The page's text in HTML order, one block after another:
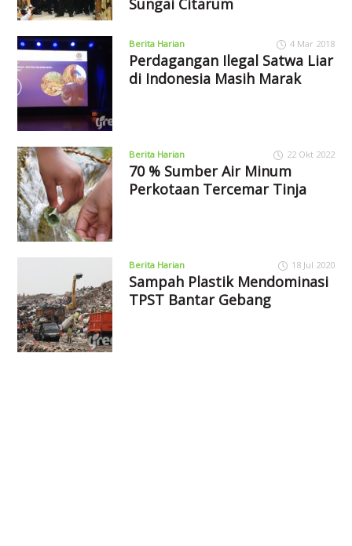
Sungai Citarum
Berita Harian 4 Mar 2018
Perdagangan Ilegal Satwa Liar
di Indonesia Masih Marak
Berita Harian 22 Okt 2022
70 % Sumber Air Minum
Perkotaan Tercemar Tinja
Berita Harian 18 Jul 2020
Sampah Plastik Mendominasi
TPST Bantar Gebang